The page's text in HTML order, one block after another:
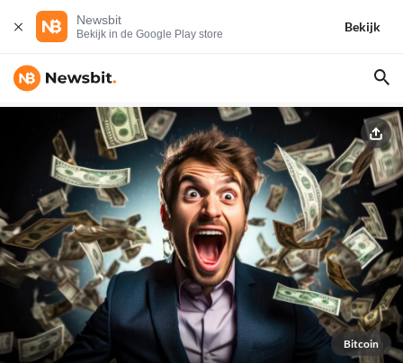
Newsbit
Bekijk in de Google Play store
Bekijk
Bitcoin